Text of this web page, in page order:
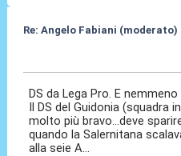
Re: Angelo Fabiani (moderato)
DS da Lega Pro. E
Il DS del Guidonia (squadra
molto più bravo...deve
quando la Salernitana
alla seie A...